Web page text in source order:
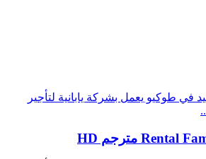
في طوكيو يعمل بشركة يابانية لتأجير